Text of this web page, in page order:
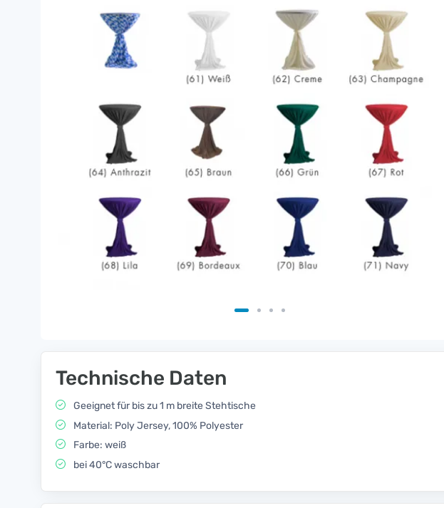
Technische Daten
Geeignet für bis zu 1 m breite Stehtische
Material: Poly Jersey, 100% Polyester
Farbe: weiß
bei 40°C waschbar